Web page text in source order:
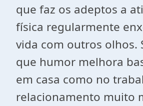
que faz os adeptos a
física regularmente
vida com outros olhos.
que humor melhora
em casa como no
relacionamento muito